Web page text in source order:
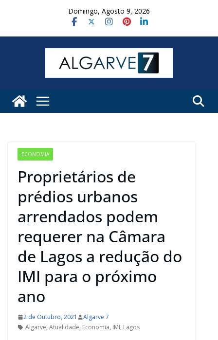
Domingo, Agosto 9, 2026
ECONOMIA
Proprietários de
prédios urbanos
arrendados podem
requerer na Câmara
de Lagos a redução do
IMI para o próximo
ano
2 de Outubro, 2021
Algarve 7
Algarve, Atualidade, Economia, IMI, Lagos